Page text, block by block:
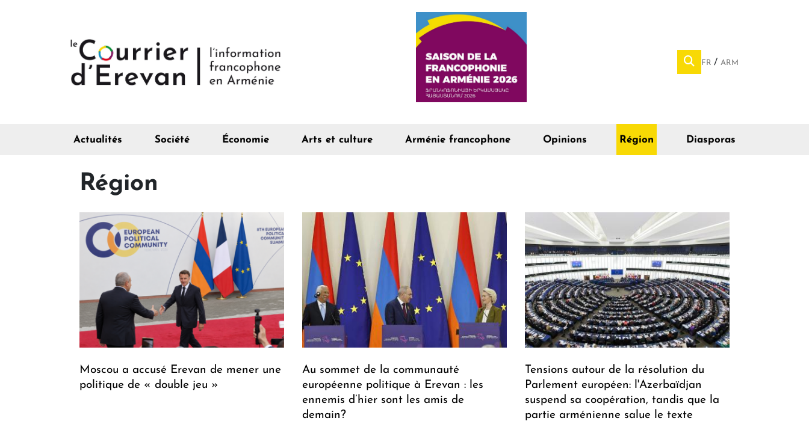
FR ARM
Actualités Société Économie Arts et culture Arménie francophone Opinions Région Diasporas
Région
Moscou a accusé Erevan de mener une
politique de « double jeu »
Au sommet de la communauté
européenne politique à Erevan : les
ennemis d’hier sont les amis de
demain?
Tensions autour de la résolution du
Parlement européen: l'Azerbaïdjan
suspend sa coopération, tandis que la
partie arménienne salue le texte